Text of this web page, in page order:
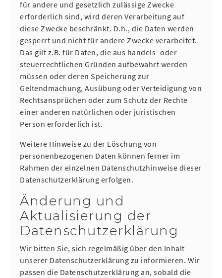
für andere und gesetzlich zulässige Zwecke
erforderlich sind, wird deren Verarbeitung auf
diese Zwecke beschränkt. D.h., die Daten werden
gesperrt und nicht für andere Zwecke verarbeitet.
Das gilt z.B. für Daten, die aus handels- oder
steuerrechtlichen Gründen aufbewahrt werden
müssen oder deren Speicherung zur
Geltendmachung, Ausübung oder Verteidigung von
Rechtsansprüchen oder zum Schutz der Rechte
einer anderen natürlichen oder juristischen
Person erforderlich ist.
Weitere Hinweise zu der Löschung von
personenbezogenen Daten können ferner im
Rahmen der einzelnen Datenschutzhinweise dieser
Datenschutzerklärung erfolgen.
Änderung und
Aktualisierung der
Datenschutzerklärung
Wir bitten Sie, sich regelmäßig über den Inhalt
unserer Datenschutzerklärung zu informieren. Wir
passen die Datenschutzerklärung an, sobald die